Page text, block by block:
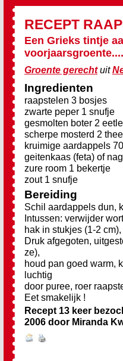
RECEPT
Een Grieks tintje
Groente gerechtuit
Ingredienten
raapstelen 3 bosjes
zwarte peper 1 snufje
gesmolten boter 2
scherpe mosterd 2
kruimige aardappels
geitenkaas (feta) of
zure room 1 bekertje
zout 1 snufje
Bereiding
Schil aardappels dun,
Intussen: verwijder
hak in stukjes (1-2
Druk afgegoten,
ze),
houd pan goed warm,
luchtig
door puree, roer
Eet smakelijk !
Recept 13 keer
2006 door Miranda